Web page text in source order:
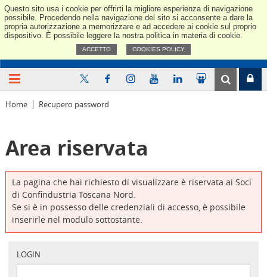
Questo sito usa i cookie per offrirti la migliore esperienza di navigazione
possibile. Procedendo nella navigazione del sito si acconsente a dare la
propria autorizzazione a memorizzare e ad accedere ai cookie sul proprio
dispositivo. È possibile leggere la nostra politica in materia di cookie.
ACCETTO COOKIES POLICY
Home Recupero password
Area riservata
La pagina che hai richiesto di visualizzare è riservata ai Soci
di Confindustria Toscana Nord.
Se si è in possesso delle credenziali di accesso, è possibile
inserirle nel modulo sottostante.
LOGIN